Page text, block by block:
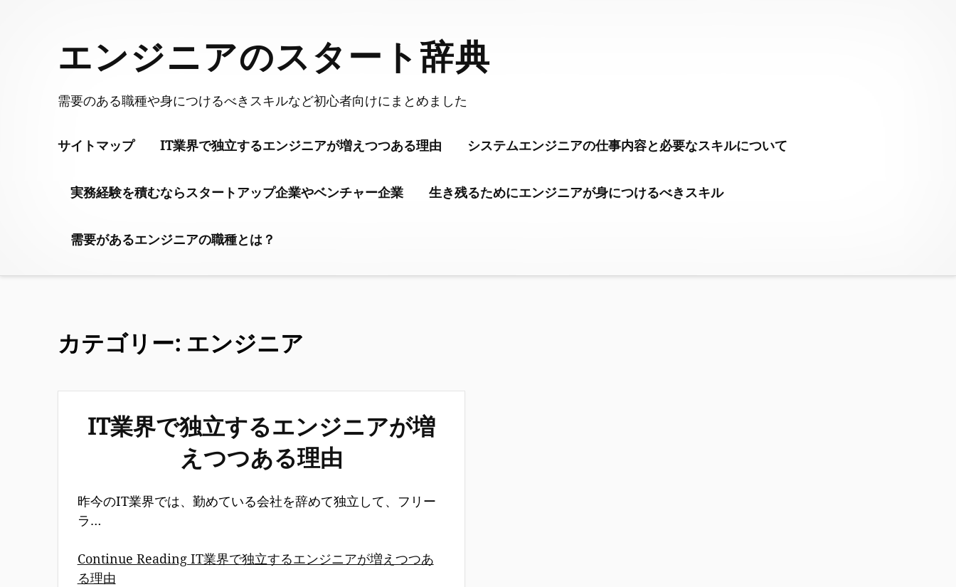
エンジニアのスタート辞典
需要のある職種や身につけるべきスキルなど初心者向けにまとめました
サイトマップ IT業界で独立するエンジニアが増えつつある理由 システムエンジニアの仕事内容と必要なスキルについて
実務経験を積むならスタートアップ企業やベンチャー企業 生き残るためにエンジニアが身につけるべきスキル
需要があるエンジニアの職種とは？
カテゴリー: エンジニア
IT業界で独立するエンジニアが増
えつつある理由
昨今のIT業界では、勤めている会社を辞めて独立して、フリー
ラ…
Continue Reading IT業界で独立するエンジニアが増えつつあ
る理由